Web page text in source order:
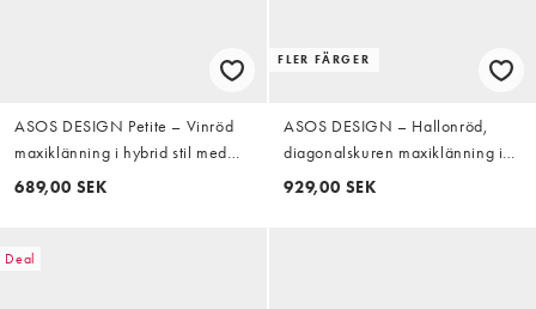
ASOS DESIGN Petite – Vinröd
maxiklänning i hybrid stil med
satinpanel och smala axelband
689,00 SEK
FLER FÄRGER
ASOS DESIGN – Hallonröd,
diagonalskuren maxiklänning i
texturerad satin med
929,00 SEK
Deal